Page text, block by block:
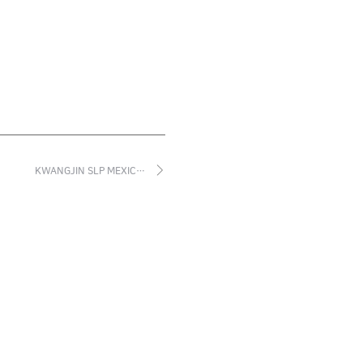
KWANGJIN SLP MEXIC…